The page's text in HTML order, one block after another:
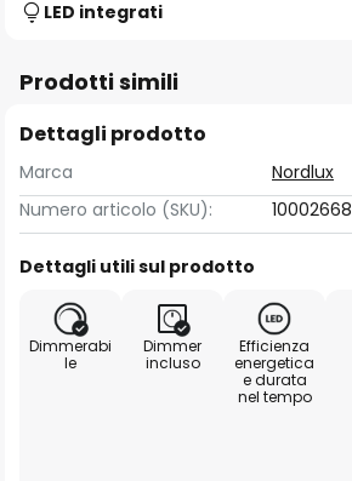
LED integrati
Prodotti simili
Dettagli prodotto
Marca
Nordlux
Numero articolo (SKU):
10002668
Dettagli utili sul prodotto
Dimmerabi
le
Dimmer
incluso
Efficienza
energetica
e durata
nel tempo